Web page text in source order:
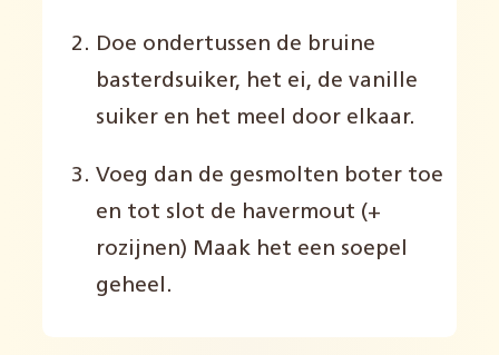
Doe ondertussen de bruine
basterdsuiker, het ei, de vanille
suiker en het meel door elkaar.
Voeg dan de gesmolten boter toe
en tot slot de havermout (+
rozijnen) Maak het een soepel
geheel.